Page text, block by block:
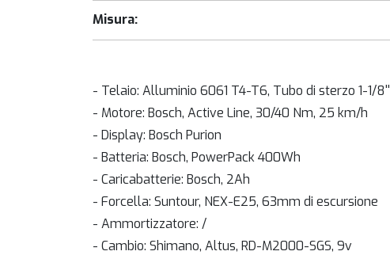
Misura:
- Telaio: Alluminio 6061 T4-T6, Tubo di sterzo 1-1/8''
- Motore: Bosch, Active Line, 30/40 Nm, 25 km/h
- Display: Bosch Purion
- Batteria: Bosch, PowerPack 400Wh
- Caricabatterie: Bosch, 2Ah
- Forcella: Suntour, NEX-E25, 63mm di escursione
- Ammortizzatore: /
- Cambio: Shimano, Altus, RD-M2000-SGS, 9v